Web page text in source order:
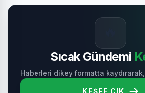
Sıcak Gündemi
Haberleri dikey formatta kaydırarak,
KEŞFE ÇIK